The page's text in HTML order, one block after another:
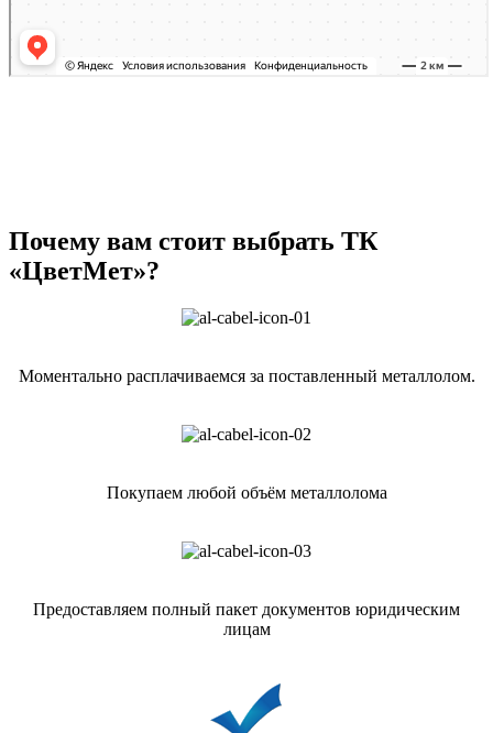
Почему вам стоит выбрать ТК
«ЦветМет»?
Моментально расплачиваемся за поставленный металлолом.
Покупаем любой объём металлолома
Предоставляем полный пакет документов юридическим
лицам